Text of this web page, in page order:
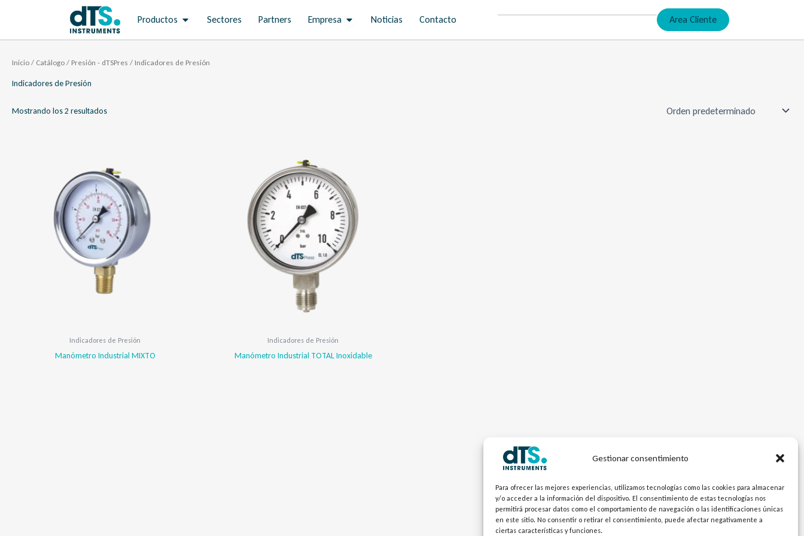
Gestionar consentimiento
Para ofrecer las mejores experiencias, utilizamos tecnologías como las cookies para almacenar
y/o acceder a la información del dispositivo. El consentimiento de estas tecnologías nos
permitirá procesar datos como el comportamiento de navegación o las identificaciones únicas
en este sitio. No consentir o retirar el consentimiento, puede afectar negativamente a
ciertas características y funciones.
Productos Open Productos
Sectores Partners Empresa Open Empresa
Noticias Contacto Area Cliente
Inicio / Catálogo / Presión - dTSPres / Indicadores de Presión
Indicadores de Presión
Mostrando los 2 resultados
Indicadores de Presión
Manómetro Industrial MIXTO
Indicadores de Presión
Manómetro Industrial TOTAL Inoxidable